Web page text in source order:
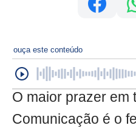
ouça este conteúdo
O maior prazer em
Comunicação é o